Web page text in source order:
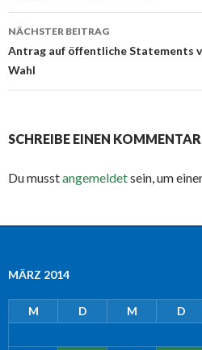
NÄCHSTER BEITRAG
Antrag auf öffentliche Statements
Wahl
SCHREIBE EINEN KOMMENTAR
Du musstangemeldetsein, um
MÄRZ 2014
M D M D